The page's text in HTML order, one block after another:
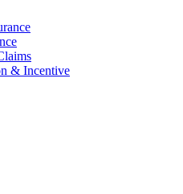
& Incentive